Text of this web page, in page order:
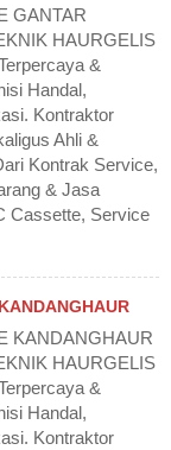
GANTAR
HAURGELIS
&
Handal,
Kontraktor
Ahli &
Kontrak Service,
& Jasa
Cassette, Service
KANDANGHAUR
HAURGELIS
&
Handal,
Kontraktor